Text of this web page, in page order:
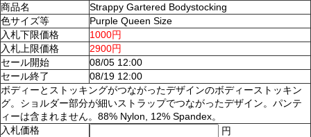
商品名
Strappy Gartered Bodystocking
色サイズ等
Purple Queen Size
入札下限価格
1000円
入札上限価格
2900円
セール開始
08/05 12:00
セール終了
08/19 12:00
ボディーとストッキングがつながったデザインのボディーストッキン
グ。ショルダー部分が細いストラップでつながったデザイン。パンテ
ィーは含まれません。88% Nylon, 12% Spandex。
入札価格
円